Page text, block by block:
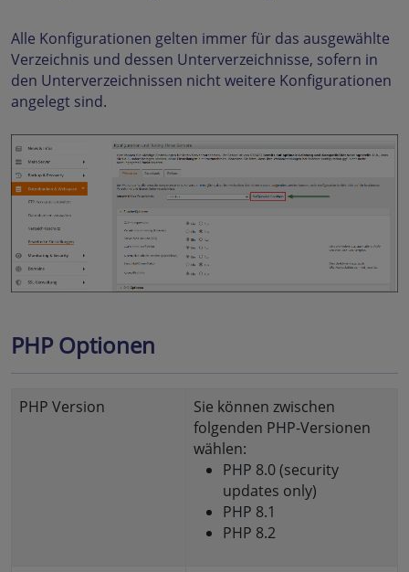
Alle Konfigurationen gelten immer für das ausgewählte
Verzeichnis und dessen Unterverzeichnisse, sofern in
den Unterverzeichnissen nicht weitere Konfigurationen
angelegt sind.
PHP Optionen
PHP Version
Sie können zwischen
folgenden PHP-Versionen
wählen:
PHP 8.0 (security
updates only)
PHP 8.1
PHP 8.2